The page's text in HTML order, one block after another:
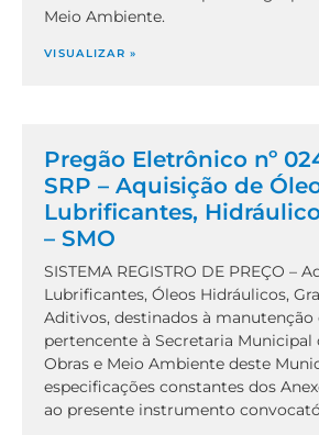
Meio Ambiente.
VISUALIZAR »
Pregão Eletrônico nº
SRP – Aquisição de
Lubrificantes,
– SMO
SISTEMA REGISTRO DE PREÇO –
Lubrificantes, Óleos Hidráulicos,
Aditivos, destinados à manutenção
pertencente à Secretaria Municipal
Obras e Meio Ambiente deste
especificações constantes dos
ao presente instrumento